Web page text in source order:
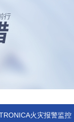
火灾报警监控